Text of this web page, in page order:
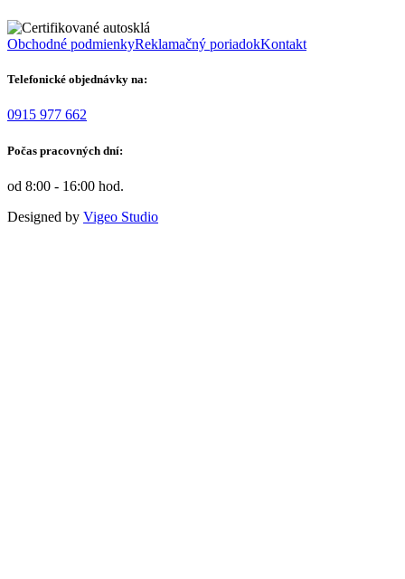
Obchodné podmienkyReklamačný poriadokKontakt
Telefonické objednávky na:
0915 977 662
Počas pracovných dní:
od 8:00 - 16:00 hod.
Designed by Vigeo Studio